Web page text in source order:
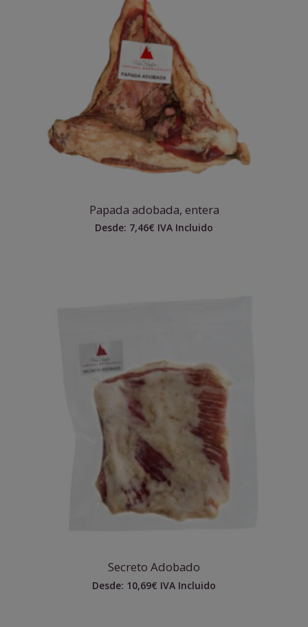
Papada adobada, entera
Desde: 7,46€ IVA Incluido
Secreto Adobado
Desde: 10,69€ IVA Incluido